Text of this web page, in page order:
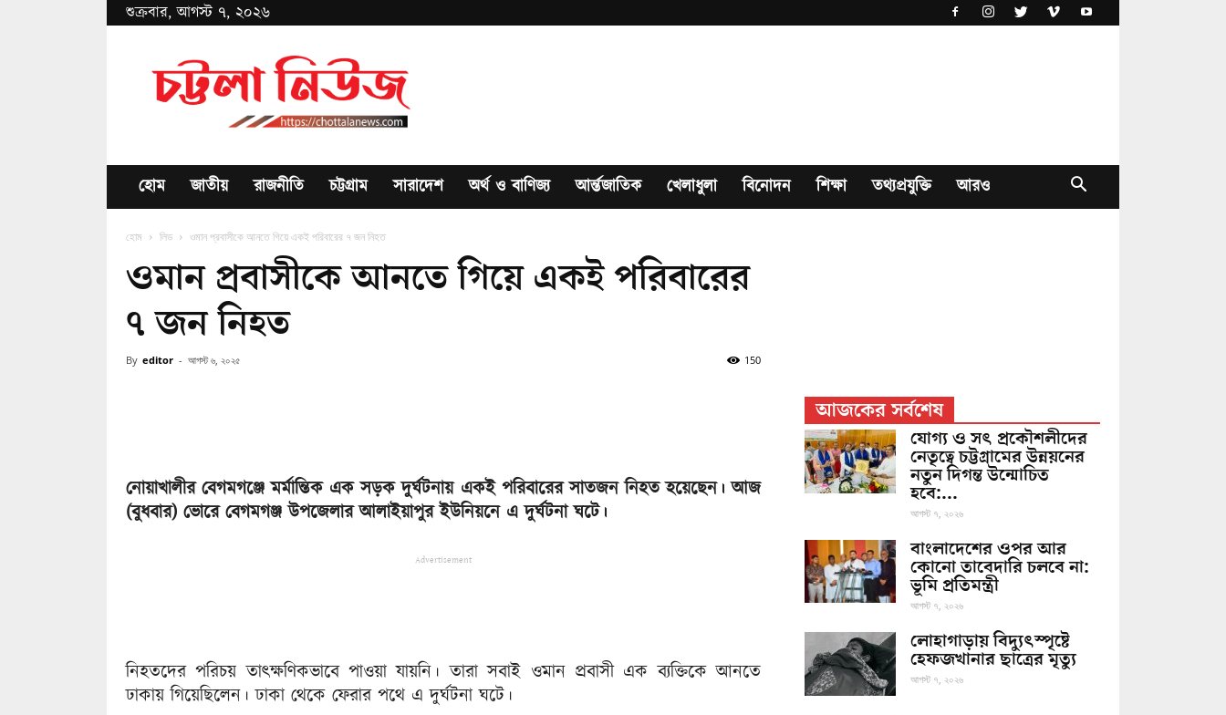
শুক্রবার, আগস্ট ৭, ২০২৬
Chottala
News
হোম জাতীয় রাজনীতি চট্টগ্রাম সারাদেশ অর্থ ও বাণিজ্য আর্ন্তজাতিক খেলাধুলা বিনোদন শিক্ষা তথ্যপ্রযুক্তি আরও
হোম লিড ওমান প্রবাসীকে আনতে গিয়ে একই পরিবারের ৭ জন নিহত
ওমান প্রবাসীকে আনতে গিয়ে একই পরিবারের
৭ জন নিহত
By editor - আগস্ট ৬, ২০২৫ 150
নোয়াখালীর বেগমগঞ্জে মর্মান্তিক এক সড়ক দুর্ঘটনায় একই পরিবারের সাতজন নিহত হয়েছেন। আজ
(বুধবার) ভোরে বেগমগঞ্জ উপজেলার আলাইয়াপুর ইউনিয়নে এ দুর্ঘটনা ঘটে।
Advertisement
নিহতদের পরিচয় তাৎক্ষণিকভাবে পাওয়া যায়নি। তারা সবাই ওমান প্রবাসী এক ব্যক্তিকে আনতে
ঢাকায় গিয়েছিলেন। ঢাকা থেকে ফেরার পথে এ দুর্ঘটনা ঘটে।
আজকের সর্বশেষ
যোগ্য ও সৎ প্রকৌশলীদের
নেতৃত্বে চট্টগ্রামের উন্নয়নের
নতুন দিগন্ত উন্মোচিত
হবে:...
আগস্ট ৭, ২০২৬
বাংলাদেশের ওপর আর
কোনো তাবেদারি চলবে না:
ভূমি প্রতিমন্ত্রী
আগস্ট ৭, ২০২৬
লোহাগাড়ায় বিদ্যুৎস্পৃষ্টে
হেফজখানার ছাত্রের মৃত্যু
আগস্ট ৭, ২০২৬